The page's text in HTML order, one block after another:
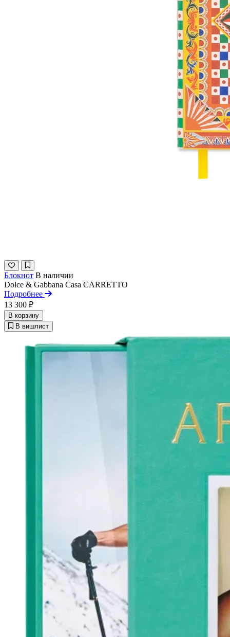
Блокнот В наличии
Dolce & Gabbana Casa CARRETTO
Подробнее
13 300 ₽
В корзину
В вишлист